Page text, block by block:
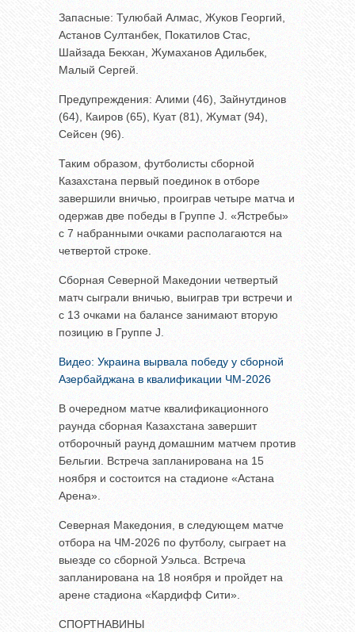
Запасные: Тулюбай Алмас, Жуков Георгий,
Астанов Султанбек, Покатилов Стас,
Шайзада Бекхан, Жумаханов Адильбек,
Малый Сергей.
Предупреждения: Алими (46), Зайнутдинов
(64), Каиров (65), Куат (81), Жумат (94),
Сейсен (96).
Таким образом, футболисты сборной
Казахстана первый поединок в отборе
завершили вничью, проиграв четыре матча и
одержав две победы в Группе J. «Ястребы»
с 7 набранными очками располагаются на
четвертой строке.
Сборная Северной Македонии четвертый
матч сыграли вничью, выиграв три встречи и
с 13 очками на балансе занимают вторую
позицию в Группе J.
Видео: Украина вырвала победу у сборной
Азербайджана в квалификации ЧМ-2026
В очередном матче квалификационного
раунда сборная Казахстана завершит
отборочный раунд домашним матчем против
Бельгии. Встреча запланирована на 15
ноября и состоится на стадионе «Астана
Арена».
Северная Македония, в следующем матче
отбора на ЧМ-2026 по футболу, сыграет на
выезде со сборной Уэльса. Встреча
запланирована на 18 ноября и пройдет на
арене стадиона «Кардифф Сити».
СПОРТНАВИНЫ